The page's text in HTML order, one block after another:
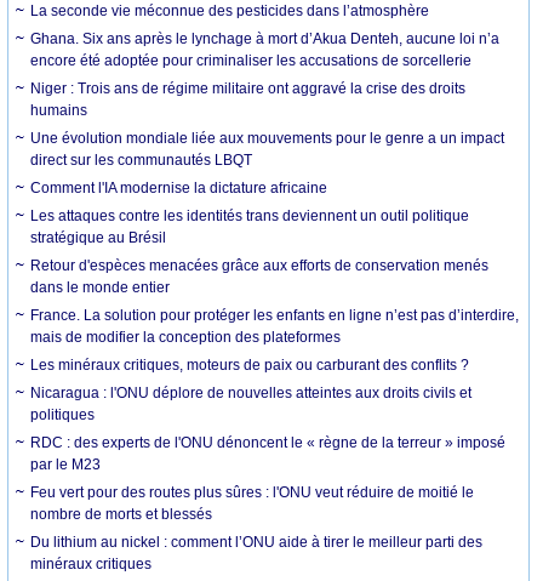
La seconde vie méconnue des pesticides dans l’atmosphère
Ghana. Six ans après le lynchage à mort d’Akua Denteh, aucune loi n’a
encore été adoptée pour criminaliser les accusations de sorcellerie
Niger : Trois ans de régime militaire ont aggravé la crise des droits
humains
Une évolution mondiale liée aux mouvements pour le genre a un impact
direct sur les communautés LBQT
Comment l'IA modernise la dictature africaine
Les attaques contre les identités trans deviennent un outil politique
stratégique au Brésil
Retour d'espèces menacées grâce aux efforts de conservation menés
dans le monde entier
France. La solution pour protéger les enfants en ligne n’est pas d’interdire,
mais de modifier la conception des plateformes
Les minéraux critiques, moteurs de paix ou carburant des conflits ?
Nicaragua : l'ONU déplore de nouvelles atteintes aux droits civils et
politiques
RDC : des experts de l'ONU dénoncent le « règne de la terreur » imposé
par le M23
Feu vert pour des routes plus sûres : l'ONU veut réduire de moitié le
nombre de morts et blessés
Du lithium au nickel : comment l’ONU aide à tirer le meilleur parti des
minéraux critiques